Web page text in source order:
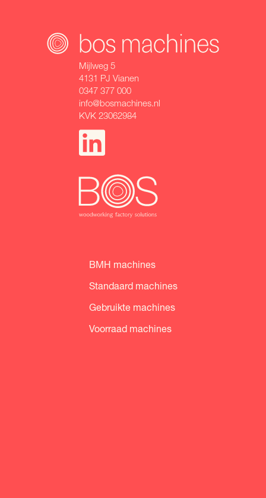
Mijlweg 5
4131 PJ Vianen
0347 377 000
info@bosmachines.nl
KVK 23062984
BMH machines
Standaard machines
Gebruikte machines
Voorraad machines